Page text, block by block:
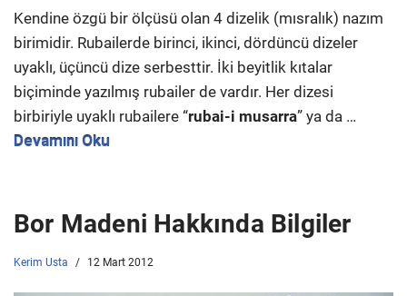
Kendine özgü bir ölçüsü olan 4 dizelik (mısralık) nazım
birimidir. Rubailerde birinci, ikinci, dördüncü dizeler
uyaklı, üçüncü dize serbesttir. İki beyitlik kıtalar
biçiminde yazılmış rubailer de vardır. Her dizesi
birbiriyle uyaklı rubailere “rubai-i musarra” ya da …
Devamını Oku
Bor Madeni Hakkında Bilgiler
Kerim Usta 12 Mart 2012